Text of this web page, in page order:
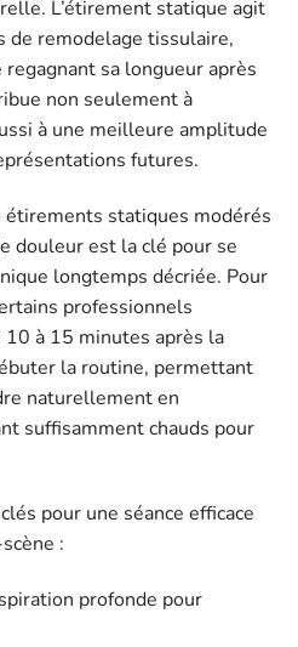
L’étirement statique agit
de remodelage tissulaire,
sa longueur après
non seulement à
à une meilleure amplitude
futures.
statiques modérés
douleur est la clé pour se
longtemps décriée. Pour
professionnels
10 à 15 minutes après la
la routine, permettant
naturellement en
suffisamment chauds pour
pour une séance efficace
:
profonde pour